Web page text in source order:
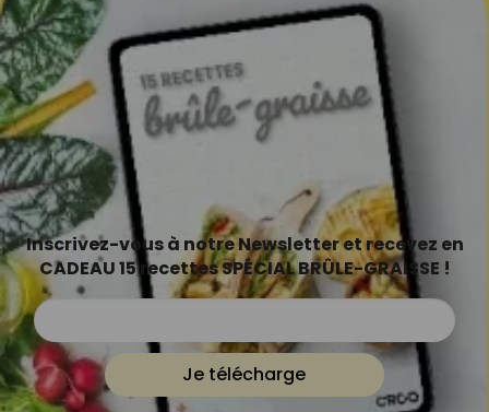
Inscrivez-vous à notre Newsletter et recevez en
CADEAU 15 recettes SPÉCIAL BRÛLE-GRAISSE !
Je télécharge